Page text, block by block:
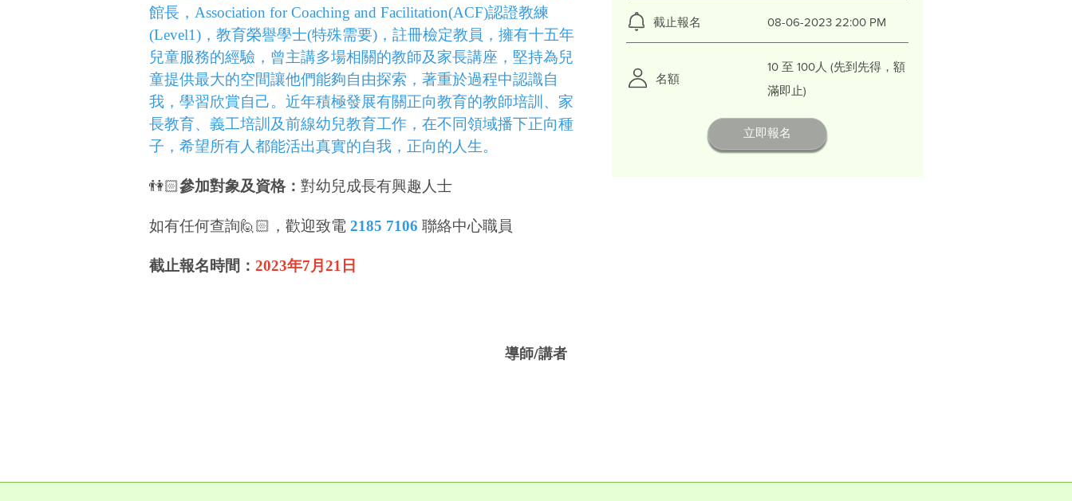
館長，Association for Coaching and Facilitation(ACF)認證教練
(Level1)，教育榮譽學士(特殊需要)，註冊檢定教員，擁有十五年
兒童服務的經驗，曾主講多場相關的教師及家長講座，堅持為兒
童提供最大的空間讓他們能夠自由探索，著重於過程中認識自
我，學習欣賞自己。近年積極發展有關正向教育的教師培訓、家
長教育、義工培訓及前線幼兒教育工作，在不同領域播下正向種
子，希望所有人都能活出真實的自我，正向的人生。
👫🏻參加對象及資格： 對幼兒成長有興趣人士
如有任何查詢🙋🏻，歡迎致電 2185 7106 聯絡中心職員
截止報名時間： 2023年7月21日
截止報名 08-06-2023 22:00 PM
名額
10 至 100人 (先到先得，額
滿即止)
立即報名
導師/講者